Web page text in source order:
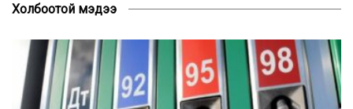
Холбоотой мэдээ